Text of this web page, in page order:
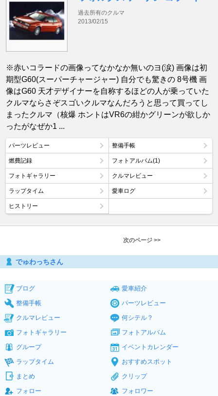
過去所有のクルマ
2013/02/15
※赤いコラードの画像ってなかなか無いのヨ(涙) 画像は初
期型G60(スーパーチャージャー) 自分でも驚きの 8号機 画
像はG60 天才デザイナーを自称するほどの人が乗っていた
クルマならさぞスゴいクルマなんだろうと思って買ってし
まったクルマ（核爆 ホントはVR6の紺かグリーンが欲しか
ったがなぜか1 ...
パーツレビュー 整備手帳
燃費記録 フォトアルバム(1)
フォトギャラリー クルマレビュー
ラップタイム 愛車ログ
ヒストリー
次のページ >>
でゅわっちさん
ブログ
愛車紹介
整備手帳
パーツレビュー
クルマレビュー
何シテル？
フォトギャラリー
フォトアルバム
グループ
イベントカレンダー
ラップタイム
おすすめスポット
まとめ
クリップ
フォロー
フォロワー